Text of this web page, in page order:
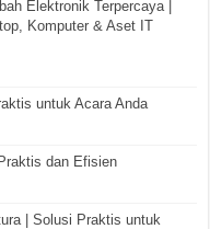
Elektronik Terpercaya |
Komputer & Aset IT
untuk Acara Anda
dan Efisien
| Solusi Praktis untuk